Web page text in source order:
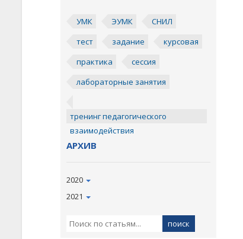
УМК ЭУМК
СНИЛ
тест
задание
курсовая
практика
сессия
лабораторные занятия
тренинг педагогического
взаимодействия
АРХИВ
2020
2021